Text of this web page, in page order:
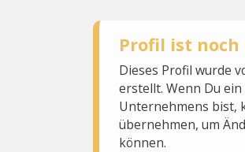
Profil ist
Dieses Profil wurde
erstellt. Wenn Du
Unternehmens bist,
übernehmen, um
können.